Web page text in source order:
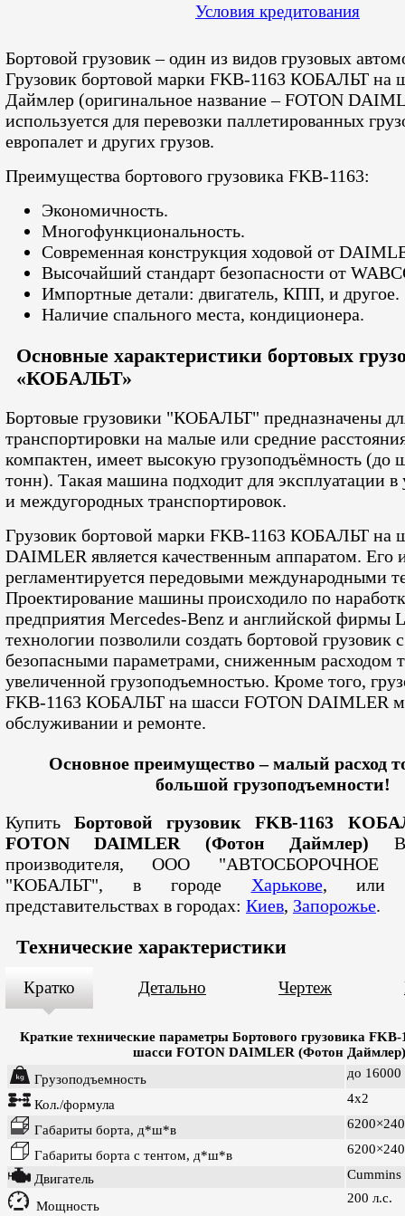
Условия кредитования
Бортовой грузовик – один из видов грузовых
Грузовик бортовой марки FKB-1163 КОБАЛЬТ на
Даймлер (оригинальное название – FOTON
используется для перевозки паллетированных
европалет и других грузов.
Преимущества бортового грузовика FKB-1163:
Экономичность.
Многофункциональность.
Современная конструкция ходовой от
Высочайший стандарт безопасности от
Импортные детали: двигатель, КПП, и другое.
Наличие спального места, кондиционера.
Основные характеристики бортовых
«КОБАЛЬТ»
Бортовые грузовики "КОБАЛЬТ" предназначены
транспортировки на малые или средние
компактен, имеет высокую грузоподъёмность (до
тонн). Такая машина подходит для эксплуатации в
и междугородных транспортировок.
Грузовик бортовой марки FKB-1163 КОБАЛЬТ на
DAIMLER является качественным аппаратом. Его
регламентируется передовыми международными
Проектирование машины происходило по
предприятия Mercedes-Benz и английской фирмы
технологии позволили создать бортовой грузовик
безопасными параметрами, сниженным расходом
увеличенной грузоподъемностью. Кроме того,
FKB-1163 КОБАЛЬТ на шасси FOTON DAIMLER
обслуживании и ремонте.
Основное преимущество – малый расход
большой грузоподъемности!
КупитьБортовой грузовик FKB-1163
FOTON DAIMLER (Фотон Даймлер)
производителя, ООО "АВТОСБОРОЧНОЕ
"КОБАЛЬТ", в городе Харькове, или
представительствах в городах: Киев, Запорожье.
Технические характеристики
Кратко Детально Чертеж
Краткие технические параметры Бортового грузовика
шасси FOTON DAIMLER (Фотон
Грузоподъемность
до 16000
Кол./формула 4х2
Габариты борта, д*ш*в
Габариты борта с тентом, д*ш*в
Двигатель Cummins
Мощность
200 л.с.